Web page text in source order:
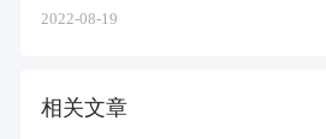
2022-08-19
相关文章